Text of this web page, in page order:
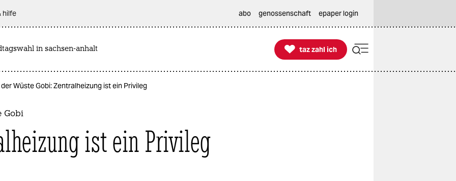
hilfe abo genossenschaft epaper login
in sachsen-anhalt 
taz zahl ich
taz zahl ich
der Wüste Gobi: Zentralheizung ist ein Privileg
Gobi
ist ein Privileg